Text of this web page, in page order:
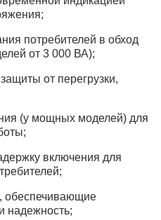
потребителей в обход
от 3 000 ВА);
от перегрузки,
(у мощных моделей) для
включения для
обеспечивающие
надежность;